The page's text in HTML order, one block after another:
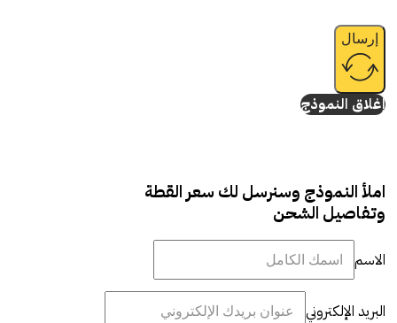
إرسال
إغلاق النموذج
املأ النموذج وسنرسل لك سعر القطة
وتفاصيل الشحن
الاسم
البريد الإلكتروني